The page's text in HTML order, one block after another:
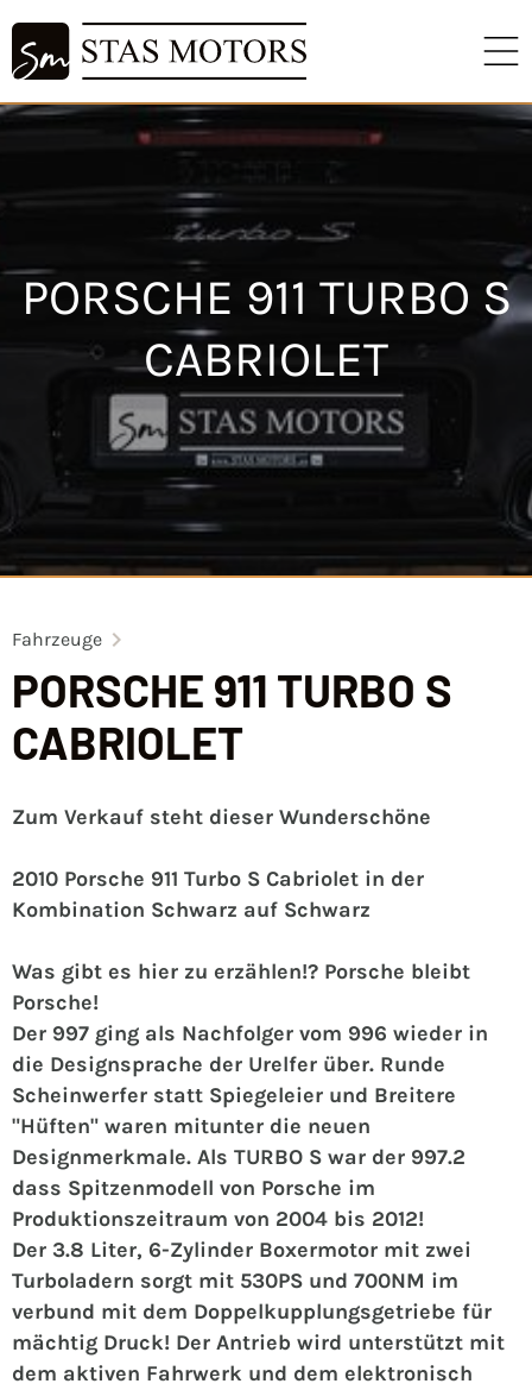
PORSCHE 911 TURBO S
CABRIOLET
Fahrzeuge
PORSCHE 911 TURBO S
CABRIOLET
Zum Verkauf steht dieser Wunderschöne
2010 Porsche 911 Turbo S Cabriolet in der
Kombination Schwarz auf Schwarz
Was gibt es hier zu erzählen!? Porsche bleibt
Porsche!
Der 997 ging als Nachfolger vom 996 wieder in
die Designsprache der Urelfer über. Runde
Scheinwerfer statt Spiegeleier und Breitere
"Hüften" waren mitunter die neuen
Designmerkmale. Als TURBO S war der 997.2
dass Spitzenmodell von Porsche im
Produktionszeitraum von 2004 bis 2012!
Der 3.8 Liter, 6-Zylinder Boxermotor mit zwei
Turboladern sorgt mit 530PS und 700NM im
verbund mit dem Doppelkupplungsgetriebe für
mächtig Druck! Der Antrieb wird unterstützt mit
dem aktiven Fahrwerk und dem elektronisch